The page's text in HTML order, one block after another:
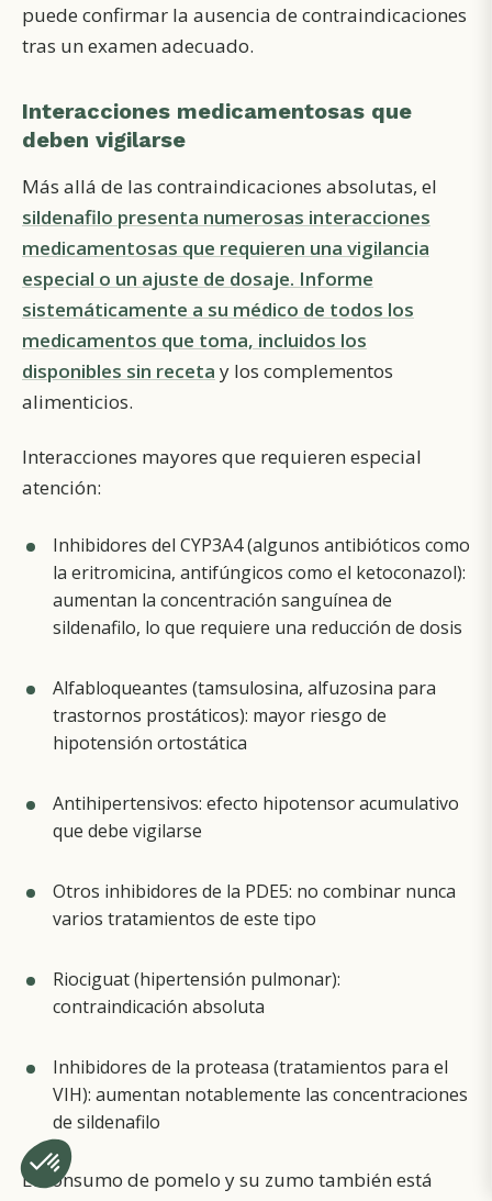
puede confirmar la ausencia de contraindicaciones
tras un examen adecuado.
Interacciones medicamentosas que
deben vigilarse
Más allá de las contraindicaciones absolutas, el
sildenafilo presenta numerosas interacciones
medicamentosas que requieren una vigilancia
especial o un ajuste de dosaje. Informe
sistemáticamente a su médico de todos los
medicamentos que toma, incluidos los
disponibles sin receta y los complementos
alimenticios.
Interacciones mayores que requieren especial
atención:
Inhibidores del CYP3A4 (algunos antibióticos como
la eritromicina, antifúngicos como el ketoconazol):
aumentan la concentración sanguínea de
sildenafilo, lo que requiere una reducción de dosis
Alfabloqueantes (tamsulosina, alfuzosina para
trastornos prostáticos): mayor riesgo de
hipotensión ortostática
Antihipertensivos: efecto hipotensor acumulativo
que debe vigilarse
Otros inhibidores de la PDE5: no combinar nunca
varios tratamientos de este tipo
Riociguat (hipertensión pulmonar):
contraindicación absoluta
Inhibidores de la proteasa (tratamientos para el
VIH): aumentan notablemente las concentraciones
de sildenafilo
El consumo de pomelo y su zumo también está